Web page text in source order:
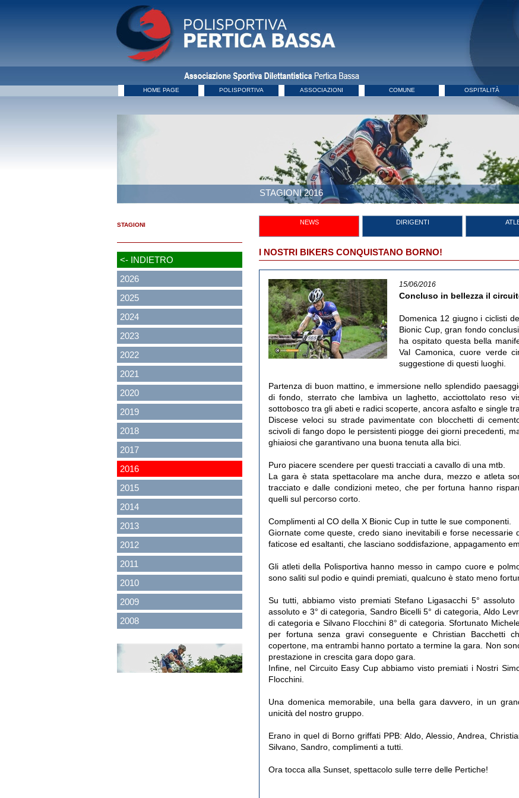
HOME PAGE POLISPORTIVA ASSOCIAZIONI COMUNE OSPITALITÀ
STAGIONI 2016
STAGIONI
<- INDIETRO
2026
2025
2024
2023
2022
2021
2020
2019
2018
2017
2016
2015
2014
2013
2012
2011
2010
2009
2008
NEWS DIRIGENTI
I NOSTRI BIKERS CONQUISTANO BORNO!
15/06/2016
Concluso in bellezza il
Domenica 12 giugno i ciclisti
Bionic Cup, gran fondo
ha ospitato questa bella
Val Camonica, cuore verde
suggestione di questi luoghi.
Partenza di buon mattino, e immersione nello splendido
di fondo, sterrato che lambiva un laghetto, acciottolato reso
sottobosco tra gli abeti e radici scoperte, ancora asfalto e single
Discese veloci su strade pavimentate con blocchetti di
scivoli di fango dopo le persistenti piogge dei giorni precedenti,
ghiaiosi che garantivano una buona tenuta alla bici.
Puro piacere scendere per questi tracciati a cavallo di una mtb.
La gara è stata spettacolare ma anche dura, mezzo e atleta
tracciato e dalle condizioni meteo, che per fortuna hanno
quelli sul percorso corto.
Complimenti al CO della X Bionic Cup in tutte le sue componenti.
Giornate come queste, credo siano inevitabili e forse necessarie
faticose ed esaltanti, che lasciano soddisfazione, appagamento
Gli atleti della Polisportiva hanno messo in campo cuore e
sono saliti sul podio e quindi premiati, qualcuno è stato meno
Su tutti, abbiamo visto premiati Stefano Ligasacchi 5°
assoluto e 3° di categoria, Sandro Bicelli 5° di categoria, Aldo
di categoria e Silvano Flocchini 8° di categoria. Sfortunato
per fortuna senza gravi conseguente e Christian Bacchetti
copertone, ma entrambi hanno portato a termine la gara. Non
prestazione in crescita gara dopo gara.
Infine, nel Circuito Easy Cup abbiamo visto premiati i Nostri
Flocchini.
Una domenica memorabile, una bella gara davvero, in un
unicità del nostro gruppo.
Erano in quel di Borno griffati PPB: Aldo, Alessio, Andrea,
Silvano, Sandro, complimenti a tutti.
Ora tocca alla Sunset, spettacolo sulle terre delle Pertiche!